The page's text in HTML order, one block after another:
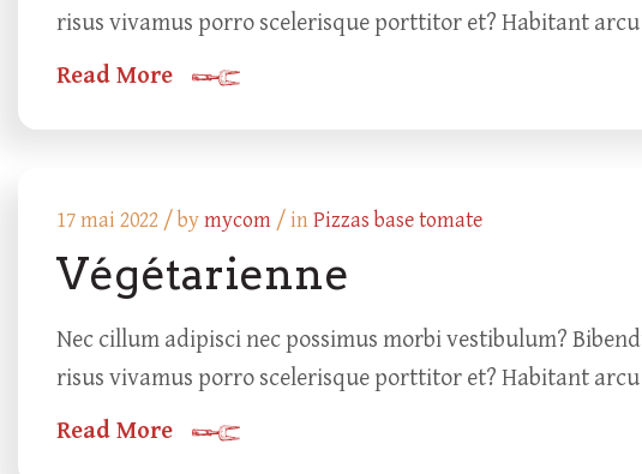
risus vivamus porro scelerisque porttitor et? Habitant
Read More
17 mai 2022 /bymycom / inPizzas base tomate
Végétarienne
Nec cillum adipisci nec possimus morbi vestibulum?
risus vivamus porro scelerisque porttitor et? Habitant
Read More